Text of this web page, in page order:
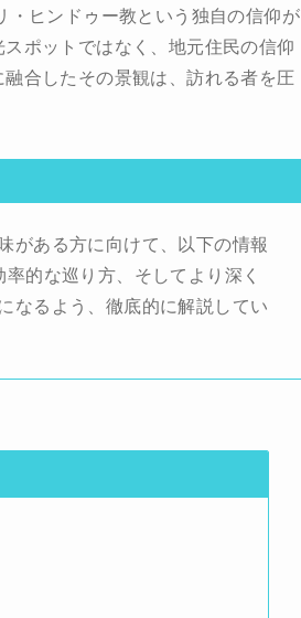
ヒンドゥー教という独自の信仰が
ポットではなく、地元住民の信仰
合したその景観は、訪れる者を圧
がある方に向けて、以下の情報
的な巡り方、そしてより深く
なるよう、徹底的に解説してい